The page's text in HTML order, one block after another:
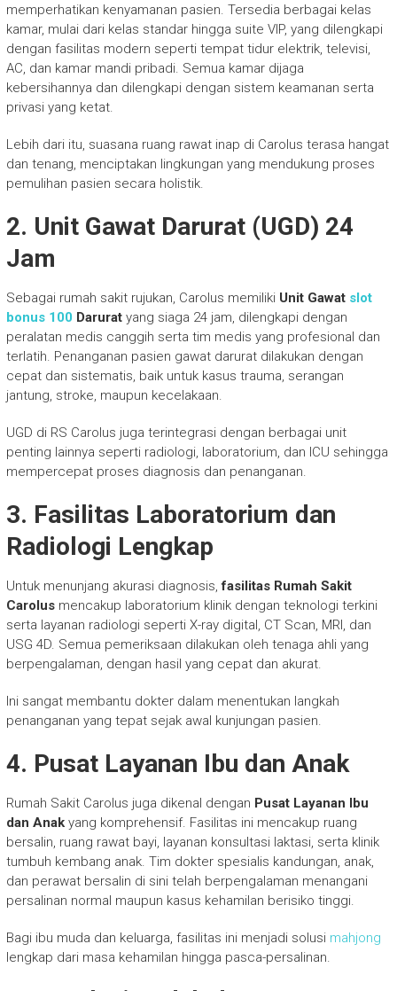
memperhatikan kenyamanan pasien. Tersedia berbagai kelas
kamar, mulai dari kelas standar hingga suite VIP, yang dilengkapi
dengan fasilitas modern seperti tempat tidur elektrik, televisi,
AC, dan kamar mandi pribadi. Semua kamar dijaga
kebersihannya dan dilengkapi dengan sistem keamanan serta
privasi yang ketat.
Lebih dari itu, suasana ruang rawat inap di Carolus terasa hangat
dan tenang, menciptakan lingkungan yang mendukung proses
pemulihan pasien secara holistik.
2. Unit Gawat Darurat (UGD) 24
Jam
Sebagai rumah sakit rujukan, Carolus memiliki Unit Gawat slot
bonus 100 Daruratyang siaga 24 jam, dilengkapi dengan
peralatan medis canggih serta tim medis yang profesional dan
terlatih. Penanganan pasien gawat darurat dilakukan dengan
cepat dan sistematis, baik untuk kasus trauma, serangan
jantung, stroke, maupun kecelakaan.
UGD di RS Carolus juga terintegrasi dengan berbagai unit
penting lainnya seperti radiologi, laboratorium, dan ICU sehingga
mempercepat proses diagnosis dan penanganan.
3. Fasilitas Laboratorium dan
Radiologi Lengkap
Untuk menunjang akurasi diagnosis,fasilitas Rumah Sakit
Carolusmencakup laboratorium klinik dengan teknologi terkini
serta layanan radiologi seperti X-ray digital, CT Scan, MRI, dan
USG 4D. Semua pemeriksaan dilakukan oleh tenaga ahli yang
berpengalaman, dengan hasil yang cepat dan akurat.
Ini sangat membantu dokter dalam menentukan langkah
penanganan yang tepat sejak awal kunjungan pasien.
4. Pusat Layanan Ibu dan Anak
Rumah Sakit Carolus juga dikenal dengan Pusat Layanan Ibu
dan Anakyang komprehensif. Fasilitas ini mencakup ruang
bersalin, ruang rawat bayi, layanan konsultasi laktasi, serta klinik
tumbuh kembang anak. Tim dokter spesialis kandungan, anak,
dan perawat bersalin di sini telah berpengalaman menangani
persalinan normal maupun kasus kehamilan berisiko tinggi.
Bagi ibu muda dan keluarga, fasilitas ini menjadi solusi mahjong
lengkap dari masa kehamilan hingga pasca-persalinan.